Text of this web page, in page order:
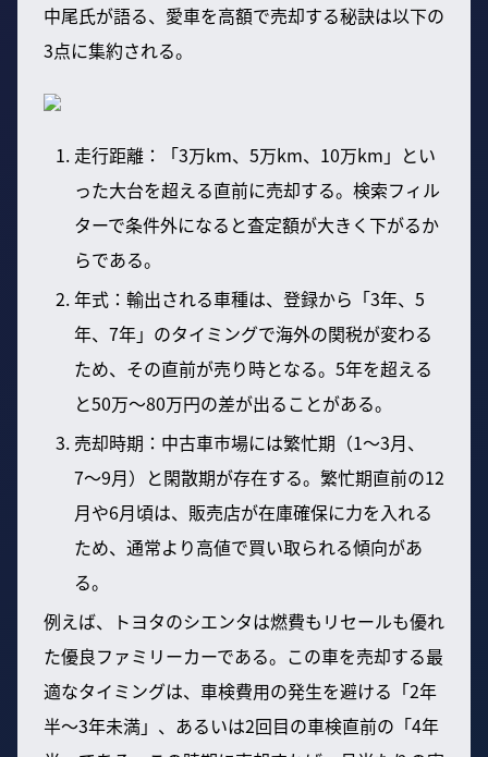
中尾氏が語る、愛車を高額で売却する秘訣は以下の
3点に集約される。
走行距離：「3万km、5万km、10万km」とい
った大台を超える直前に売却する。検索フィル
ターで条件外になると査定額が大きく下がるか
らである。
年式：輸出される車種は、登録から「3年、5
年、7年」のタイミングで海外の関税が変わる
ため、その直前が売り時となる。5年を超える
と50万〜80万円の差が出ることがある。
売却時期：中古車市場には繁忙期（1〜3月、
7〜9月）と閑散期が存在する。繁忙期直前の12
月や6月頃は、販売店が在庫確保に力を入れる
ため、通常より高値で買い取られる傾向があ
る。
例えば、トヨタのシエンタは燃費もリセールも優れ
た優良ファミリーカーである。この車を売却する最
適なタイミングは、車検費用の発生を避ける「2年
半〜3年未満」、あるいは2回目の車検直前の「4年